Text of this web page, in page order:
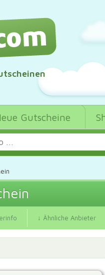
Gutscheine
↓ Ähnliche Anbieter